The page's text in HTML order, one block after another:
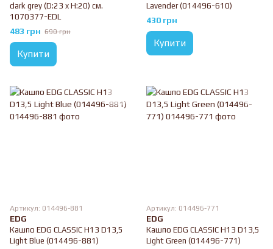
dark grey (D:23 x H:20) см.
1070377-EDL
483 грн 690 грн
Купити
Lavender (014496-610)
430 грн
Купити
Артикул: 014496-881
EDG
Кашпо EDG CLASSIC H13 D13,5
Light Blue (014496-881)
Артикул: 014496-771
EDG
Кашпо EDG CLASSIC H13 D13,5
Light Green (014496-771)